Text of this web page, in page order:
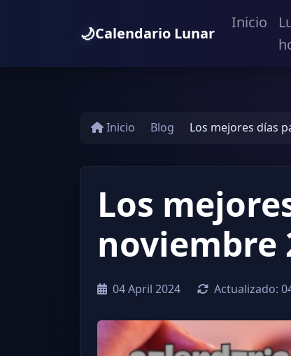
🌙Calendario Lunar
Inicio
Inicio Blog Los mejores días
Los
noviembre
04 April 2024 Actualizado: